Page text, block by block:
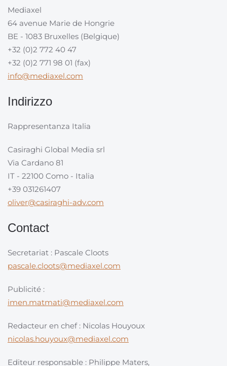
Mediaxel
64 avenue Marie de Hongrie
BE - 1083 Bruxelles (Belgique)
+32 (0)2 772 40 47
+32 (0)2 771 98 01 (fax)
info@mediaxel.com
Indirizzo
Rappresentanza Italia
Casiraghi Global Media srl
Via Cardano 81
IT - 22100 Como - Italia
+39 031261407
oliver@casiraghi-adv.com
Contact
Secretariat : Pascale Cloots
pascale.cloots@mediaxel.com
Publicité :
imen.matmati@mediaxel.com
Redacteur en chef : Nicolas Houyoux
nicolas.houyoux@mediaxel.com
Editeur responsable : Philippe Maters,